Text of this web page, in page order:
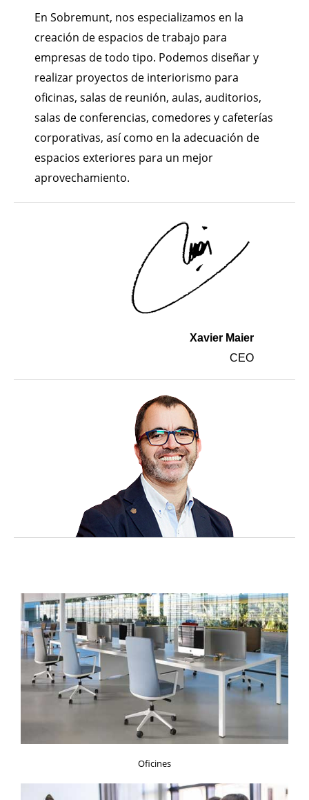
En Sobremunt, nos especializamos en la
creación de espacios de trabajo para
empresas de todo tipo. Podemos diseñar y
realizar proyectos de interiorismo para
oficinas, salas de reunión, aulas, auditorios,
salas de conferencias, comedores y cafeterías
corporativas, así como en la adecuación de
espacios exteriores para un mejor
aprovechamiento.
Xavier Maier
CEO
Oficines